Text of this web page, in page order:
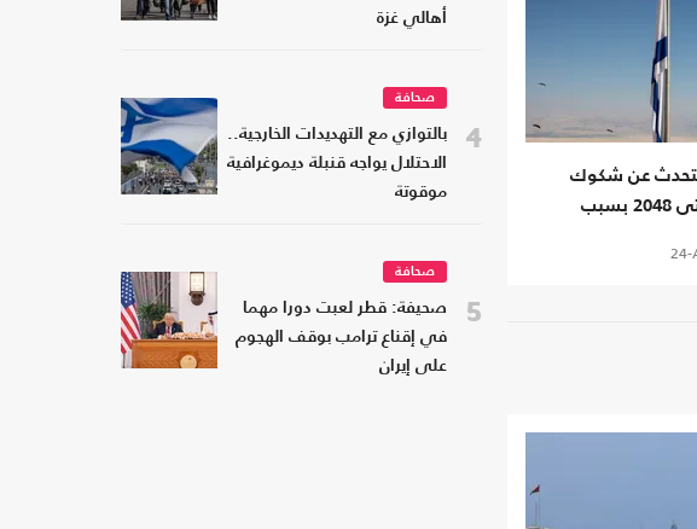
يتحدث عن شكوك
بقاء الاحتلال حتى 2048 بسبب
24-
أهالي غزة
4
صحافة
بالتوازي مع التهديدات الخارجية..
الاحتلال يواجه قنبلة ديموغرافية
موقوتة
5
صحافة
صحيفة: قطر لعبت دورا مهما
في إقناع ترامب بوقف الهجوم
على إيران